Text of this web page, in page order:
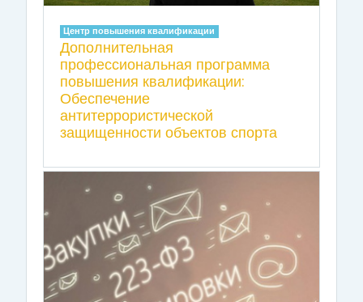
Центр повышения квалификации
Дополнительная
профессиональная программа
повышения квалификации:
Обеспечение
антитеррористической
защищенности объектов спорта